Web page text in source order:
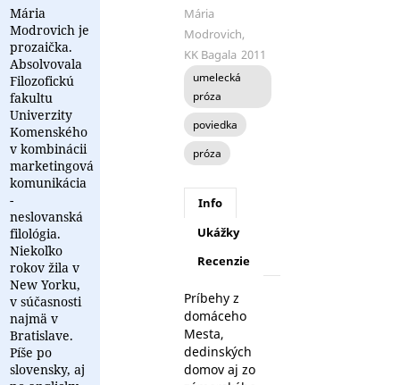
Mária
Modrovich je
prozaička.
Absolvovala
Filozofickú
fakultu
Univerzity
Komenského
v kombinácii
marketingová
komunikácia
-
neslovanská
filológia.
Niekoľko
rokov žila v
New Yorku,
v súčasnosti
najmä v
Bratislave.
Píše po
slovensky, aj
Mária
Modrovich,
KK Bagala 2011
umelecká
próza
poviedka
próza
Info
Ukážky
Recenzie
Príbehy z
domáceho
Mesta,
dedinských
domov aj zo